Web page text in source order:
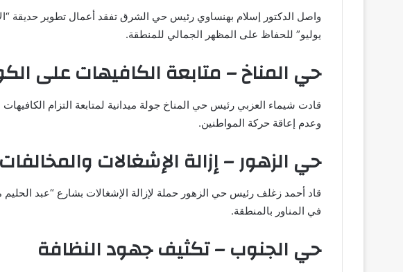
يوليو” للحفاظ على المظهر الجمالي للمنطقة.
حي المناخ – متابعة الكافيهات على
قادت شيماء العزبي رئيس حي المناخ جولة ميدانية لمتابعة التزام
وعدم إعاقة حركة المواطنين.
حي الزهور – إزالة الإشغالات والمخالفات
قاد أحمد زغلف رئيس حي الزهور حملة لإزالة الإشغالات بشارع “عبد
في المناور بالمنطقة.
حي الجنوب – تكثيف جهود النظافة